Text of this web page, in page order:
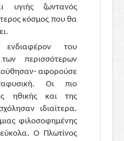
υγιής ζωντανός
κόσμος που θα
του
περισσότερων
αφορούσε
Οι πιο
ηθικής και της
ιδιαίτερα.
φιλοσοφημένης
Ο Πλωτίνος